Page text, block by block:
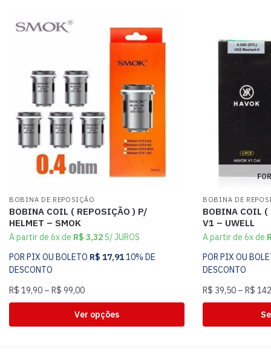
BOBINA DE REPOSIÇÃO
BOBINA COIL ( REPOSIÇÃO ) P/
HELMET – SMOK
A partir de 6x de R$ 3,32S/ JUROS
POR PIX OU BOLETO R$ 17,9110% DE
DESCONTO
R$ 19,90 – R$ 99,00
Ver opções
BOBINA DE
BOBINA COIL (
V1 – UWELL
A partir de 6x de
POR PIX OU
DESCONTO
R$ 39,50 – R$